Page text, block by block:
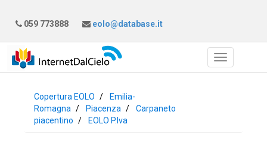
059 773888 eolo@database.it
Copertura EOLO
Emilia-
Romagna
Piacenza
Carpaneto
piacentino
EOLO P.Iva